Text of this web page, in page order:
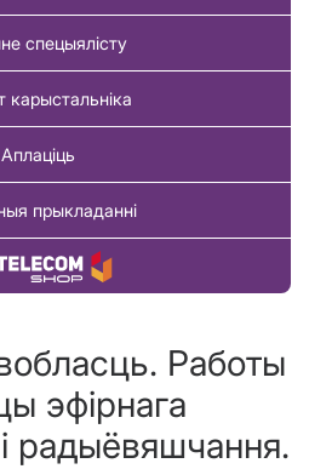
спецыялісту
карыстальніка
Аплаціць
прыкладанні
тавар
Работы
эфірнага
радыёвяшчання.